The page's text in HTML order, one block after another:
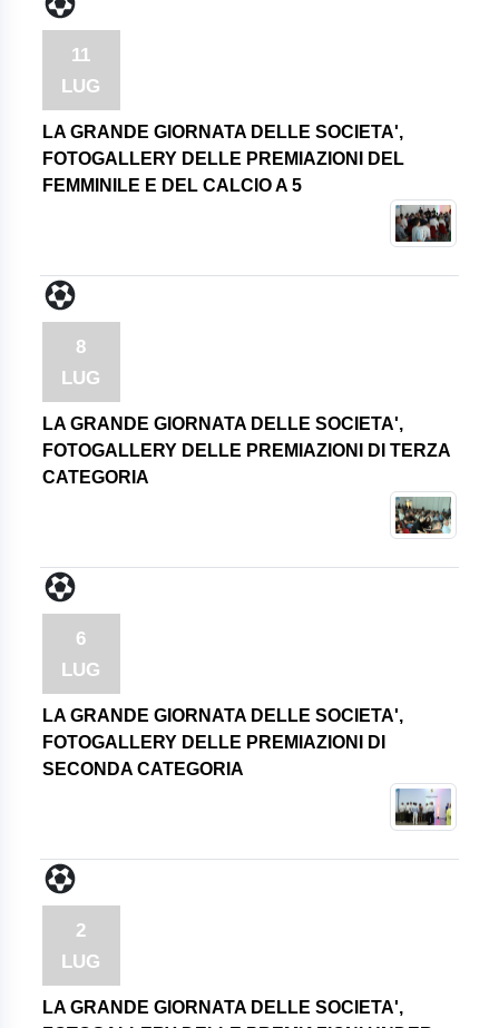
11
LUG
LA GRANDE GIORNATA DELLE SOCIETA',
FOTOGALLERY DELLE PREMIAZIONI DEL
FEMMINILE E DEL CALCIO A 5
8
LUG
LA GRANDE GIORNATA DELLE SOCIETA',
FOTOGALLERY DELLE PREMIAZIONI DI TERZA
CATEGORIA
6
LUG
LA GRANDE GIORNATA DELLE SOCIETA',
FOTOGALLERY DELLE PREMIAZIONI DI
SECONDA CATEGORIA
2
LUG
LA GRANDE GIORNATA DELLE SOCIETA',